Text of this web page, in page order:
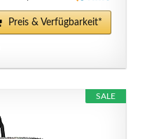
Preis & Verfügbarkeit*
SALE